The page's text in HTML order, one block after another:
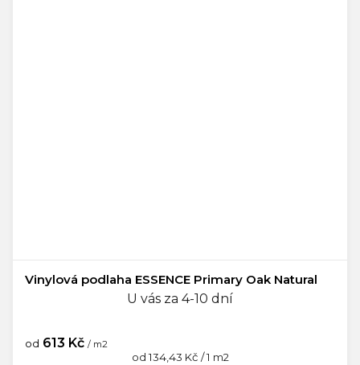
Vinylová podlaha ESSENCE Primary Oak Natural
U vás za 4-10 dní
od 613 Kč / m2
Měrná
od 134,43 Kč / 1 m2